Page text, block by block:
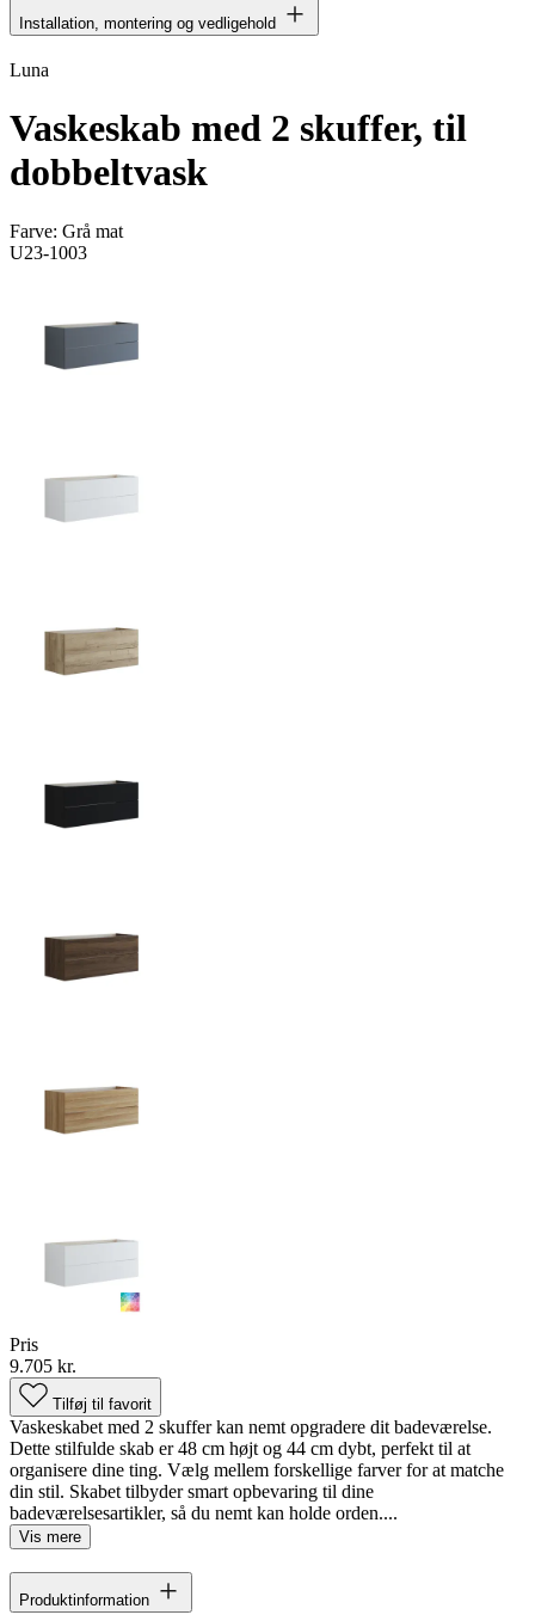
Installation, montering og vedligehold
Luna
Vaskeskab med 2 skuffer, til
dobbeltvask
Farve: Grå mat
U23-1003
Pris
9.705 kr.
Tilføj til favorit
Vaskeskabet med 2 skuffer kan nemt opgradere dit badeværelse.
Dette stilfulde skab er 48 cm højt og 44 cm dybt, perfekt til at
organisere dine ting. Vælg mellem forskellige farver for at matche
din stil. Skabet tilbyder smart opbevaring til dine
badeværelsesartikler, så du nemt kan holde orden....
Vis mere
Produktinformation